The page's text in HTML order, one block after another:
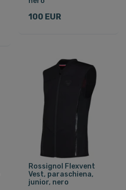
100 EUR
Rossignol Flexvent
Vest, paraschiena,
junior, nero